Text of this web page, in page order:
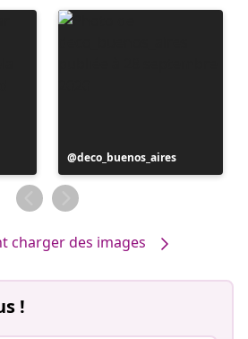
Publication
publiée
par
deco_buenos_aires
charger des images
!